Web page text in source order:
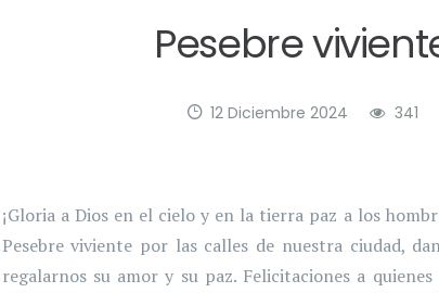
Pesebre
12 Diciembre 2024 341
¡Gloria a Dios en el cielo y en la tierra paz a los
Pesebre viviente por las calles de nuestra ciudad,
regalarnos su amor y su paz. Felicitaciones a